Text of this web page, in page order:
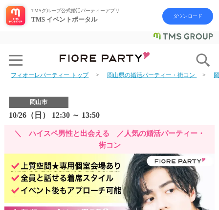
TMSグループ公式婚活パーティーアプリ
TMS イベントポータル ダウンロード
フィオーレパーティー トップ 岡山県の婚活パーティー・街コン
岡山市
10/26（日） 12:30 ～ 13:50
＼ ハイスペ男性と出会える ／人気の婚活パーティー・
街コン